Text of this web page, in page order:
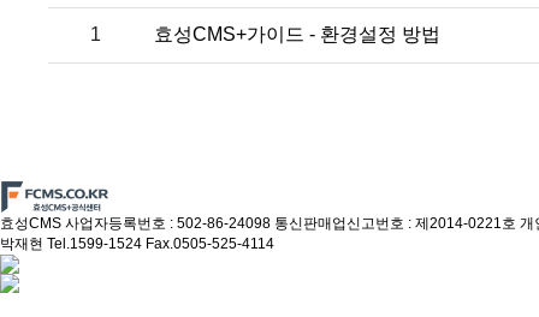
1 효성CMS+가이드 - 환경설정 방법
효성CMS 사업자등록번호 : 502-86-24098 통신판매업신고번호 : 제2014-0221호
박재현 Tel.1599-1524 Fax.0505-525-4114